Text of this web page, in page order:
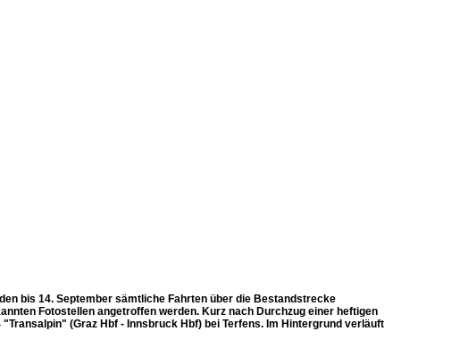
bis 14. September sämtliche Fahrten über die Bestandstrecke
Fotostellen angetroffen werden. Kurz nach Durchzug einer heftigen
(Graz Hbf - Innsbruck Hbf) bei Terfens. Im Hintergrund verläuft